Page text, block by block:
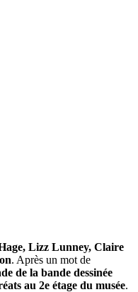
Lizz Lunney, Claire
. Après un mot de
de la bande dessinée
au 2e étage du musée.